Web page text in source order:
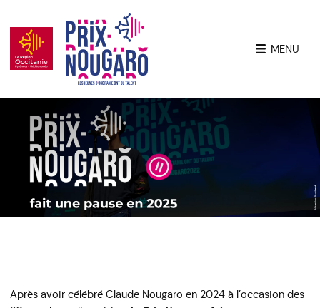
MENU
Après avoir célébré Claude Nougaro en 2024 à l’occasion des